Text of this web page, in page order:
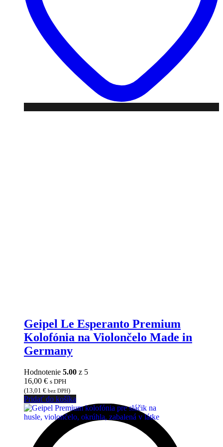
Geipel Le Esperanto Premium
Kolofónia na Violončelo Made in
Germany
Hodnotenie 5.00 z 5
16,00 € s DPH
(13,01 € bez DPH)
Pridať do košíka